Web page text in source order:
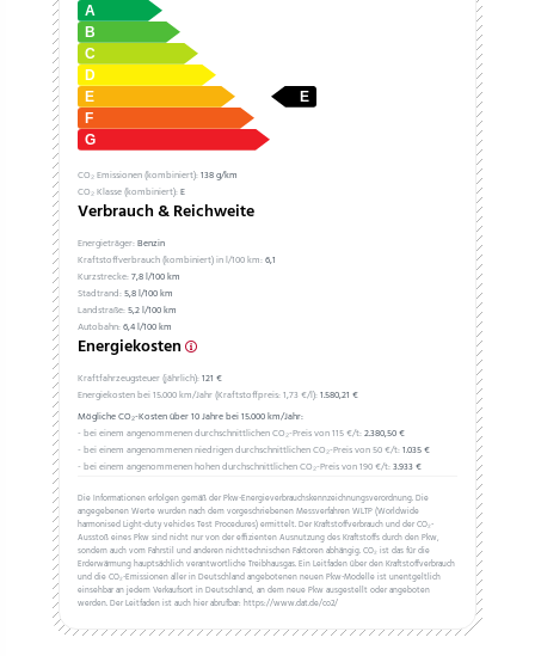
CO₂ Emissionen (kombiniert):138 g/km
CO₂ Klasse (kombiniert):E
Verbrauch & Reichweite
Energieträger:Benzin
Kraftstoffverbrauch (kombiniert) in l/100 km:6,1
Kurzstrecke:7,8 l/100 km
Stadtrand:5,8 l/100 km
Landstraße:5,2 l/100 km
Autobahn:6,4 l/100 km
Energiekosten
Kraftfahrzeugsteuer (jährlich):121 €
Energiekosten bei 15.000 km/Jahr (Kraftstoffpreis:1,73€/l):1.580,21 €
Mögliche CO₂-Kosten über 10 Jahre bei 15.000 km/Jahr:
- bei einem angenommenen durchschnittlichen CO₂-Preis von 115 €/t:2.380,50 €
- bei einem angenommenen niedrigen durchschnittlichen CO₂-Preis von 50 €/t:1.035 €
- bei einem angenommenen hohen durchschnittlichen CO₂-Preis von 190 €/t:3.933 €
Die Informationen erfolgen gemäß der Pkw-Energieverbrauchskennzeichnungsverordnung. Die
angegebenen Werte wurden nach dem vorgeschriebenen Messverfahren WLTP (Worldwide
harmonised Light-duty vehicles Test Procedures) ermittelt. Der Kraftstoffverbrauch und der CO₂-
Ausstoß eines Pkw sind nicht nur von der effizienten Ausnutzung des Kraftstoffs durch den Pkw,
sondern auch vom Fahrstil und anderen nichttechnischen Faktoren abhängig. CO₂ ist das für die
Erderwärmung hauptsächlich verantwortliche Treibhausgas. Ein Leitfaden über den Kraftstoffverbrauch
und die CO₂-Emissionen aller in Deutschland angebotenen neuen Pkw-Modelle ist unentgeltlich
einsehbar an jedem Verkaufsort in Deutschland, an dem neue Pkw ausgestellt oder angeboten
werden. Der Leitfaden ist auch hier abrufbar: https://www.dat.de/co2/